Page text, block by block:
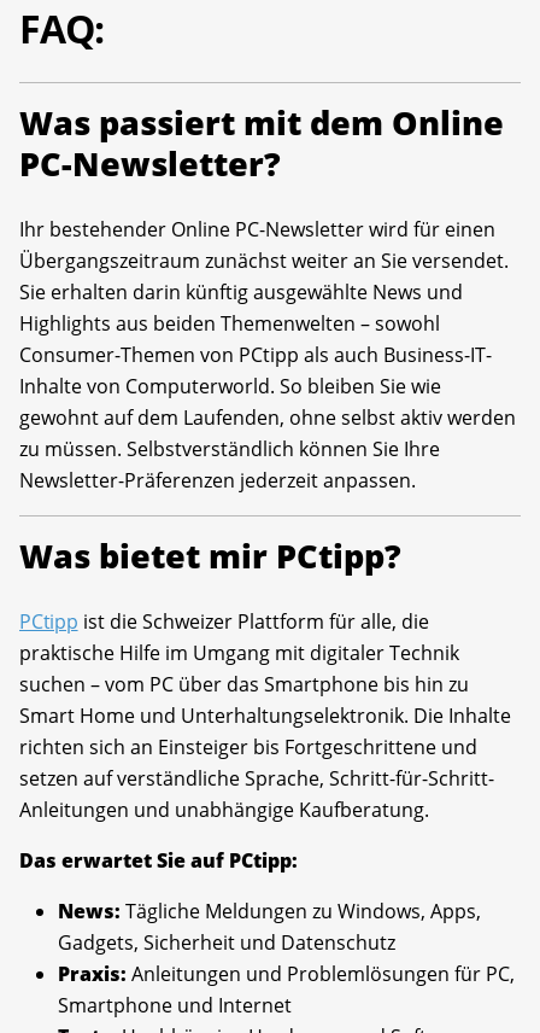
FAQ:
Was passiert mit dem Online
PC-Newsletter?
Ihr bestehender Online PC-Newsletter wird für einen
Übergangszeitraum zunächst weiter an Sie versendet.
Sie erhalten darin künftig ausgewählte News und
Highlights aus beiden Themenwelten – sowohl
Consumer-Themen von PCtipp als auch Business-IT-
Inhalte von Computerworld. So bleiben Sie wie
gewohnt auf dem Laufenden, ohne selbst aktiv werden
zu müssen. Selbstverständlich können Sie Ihre
Newsletter-Präferenzen jederzeit anpassen.
Was bietet mir PCtipp?
PCtipp ist die Schweizer Plattform für alle, die
praktische Hilfe im Umgang mit digitaler Technik
suchen – vom PC über das Smartphone bis hin zu
Smart Home und Unterhaltungselektronik. Die Inhalte
richten sich an Einsteiger bis Fortgeschrittene und
setzen auf verständliche Sprache, Schritt-für-Schritt-
Anleitungen und unabhängige Kaufberatung.
Das erwartet Sie auf PCtipp:
News: Tägliche Meldungen zu Windows, Apps,
Gadgets, Sicherheit und Datenschutz
Praxis: Anleitungen und Problemlösungen für PC,
Smartphone und Internet